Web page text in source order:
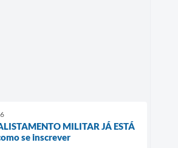
MILITAR JÁ ESTÁ
se inscrever